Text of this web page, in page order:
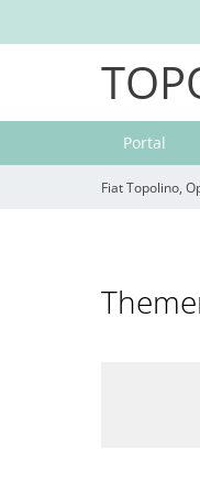
Portal
Fiat Topolino,